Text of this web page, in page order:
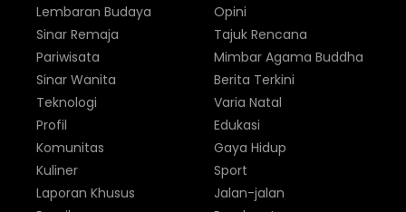
Lembaran Budaya
Sinar Remaja
Pariwisata
Sinar Wanita
Opini
Tajuk Rencana
Mimbar Agama Buddha
Berita Terkini
Teknologi
Profil
Komunitas
Kuliner
Laporan Khusus
Varia Natal
Edukasi
Gaya Hidup
Sport
Jalan-jalan